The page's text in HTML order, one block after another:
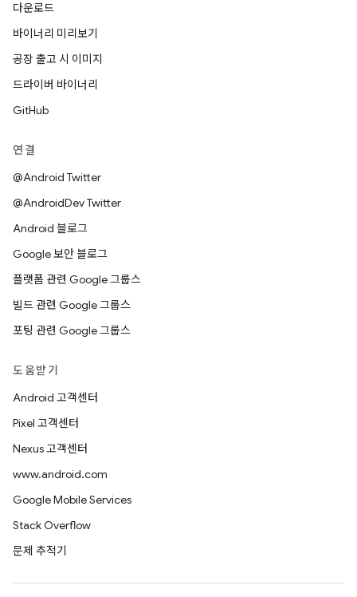
다운로드
바이너리 미리보기
공장 출고 시 이미지
드라이버 바이너리
GitHub
연결
@Android Twitter
@AndroidDev Twitter
Android 블로그
Google 보안 블로그
플랫폼 관련 Google 그룹스
빌드 관련 Google 그룹스
포팅 관련 Google 그룹스
도움받기
Android 고객센터
Pixel 고객센터
Nexus 고객센터
www.android.com
Google Mobile Services
Stack Overflow
문제 추적기